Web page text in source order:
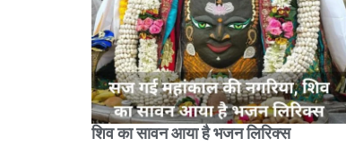
शिव का सावन आया है भजन लिरिक्स